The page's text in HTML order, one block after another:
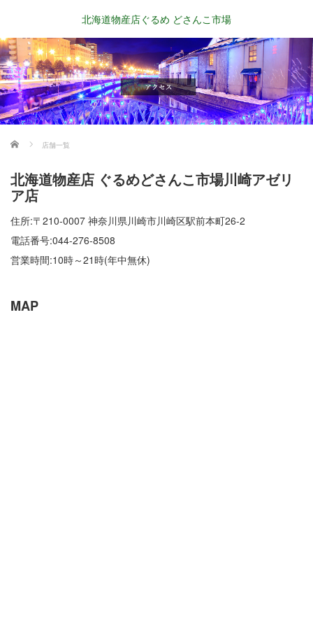
北海道物産店ぐるめ どさんこ市場
ホーム 店舗一覧
北海道物産店 ぐるめどさんこ市場川崎アゼリ
ア店
住所:〒210-0007 神奈川県川崎市川崎区駅前本町26-2
電話番号:044-276-8508
営業時間:10時～21時(年中無休)
MAP